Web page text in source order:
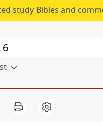
study Bibles and